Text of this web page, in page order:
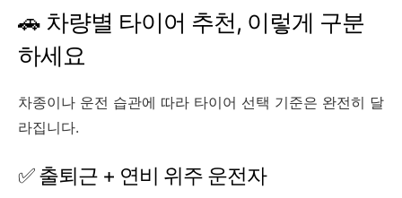
🚗 차량별 타이어 추천, 이렇게 구분
하세요
차종이나 운전 습관에 따라 타이어 선택 기준은 완전히 달
라집니다.
✅ 출퇴근 + 연비 위주 운전자